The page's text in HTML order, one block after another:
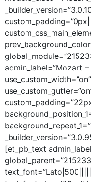
admin_label=”Mozart
[et_pb_text